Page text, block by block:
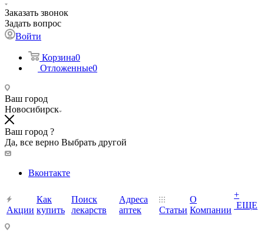
Заказать звонок
Задать вопрос
Войти
Корзина0
Отложенные0
Ваш город
Новосибирск
Ваш город ?
Да, все верно Выбрать другой
Вконтакте
Акции
Как
купить
Поиск
лекарств
Адреса
аптек
Статьи
О
Компании
+
ЕЩЕ